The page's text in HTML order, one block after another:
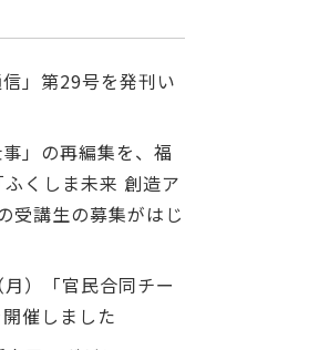
信」第29号を発刊い
事」の再編集を、福
くしま未来 創造ア
受講生の募集がはじ
）「官民合同チー
催しました